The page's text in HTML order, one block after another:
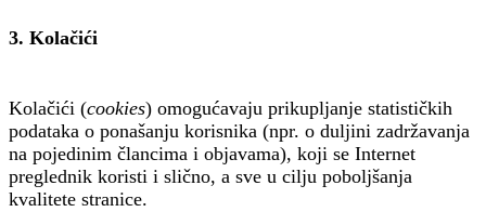
3. Kolačići
Kolačići (cookies) omogućavaju prikupljanje statističkih
podataka o ponašanju korisnika (npr. o duljini zadržavanja
na pojedinim člancima i objavama), koji se Internet
preglednik koristi i slično, a sve u cilju poboljšanja
kvalitete stranice.